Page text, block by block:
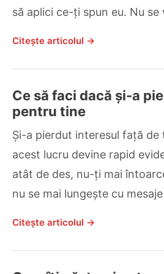
să aplici ce-ți spun eu. Nu se
Citește articolul →
Ce să faci dacă și-a
pentru tine
Și-a pierdut interesul față de
acest lucru devine rapid
atât de des, nu-ți mai
nu se mai lungește cu
Citește articolul →